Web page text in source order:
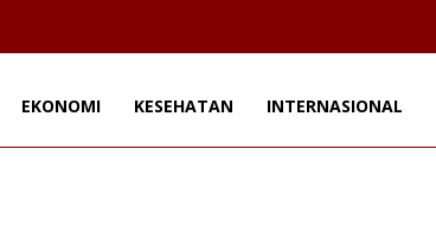
EKONOMI KESEHATAN INTERNASIONAL